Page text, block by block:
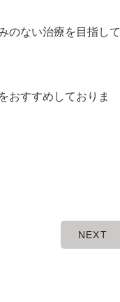
のない治療を目指して
おすすめしておりま
NEXT